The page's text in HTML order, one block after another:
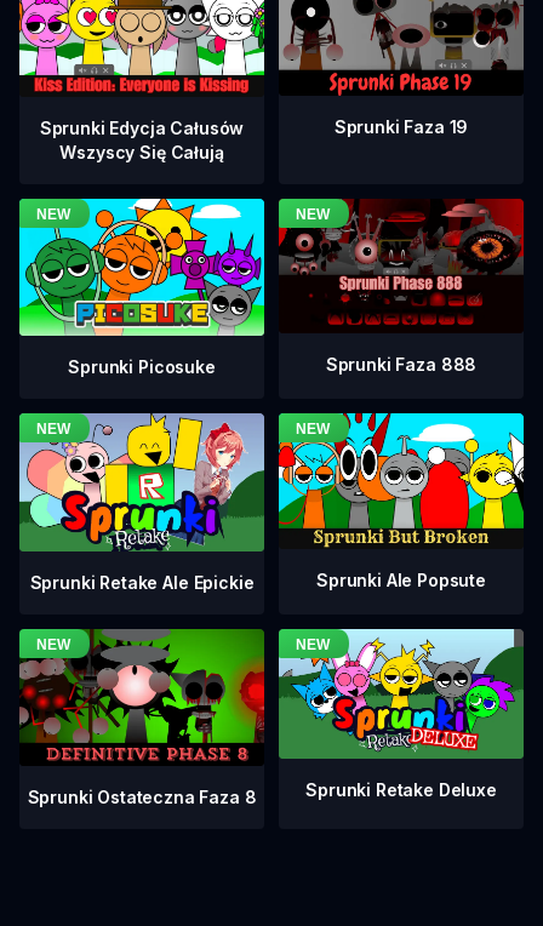
Sprunki Edycja Całusów
Wszyscy Się Całują
Sprunki Faza 19
Sprunki Picosuke Sprunki Faza 888
Sprunki Retake Ale Epickie Sprunki Ale Popsute
Sprunki Ostateczna Faza 8 Sprunki Retake Deluxe